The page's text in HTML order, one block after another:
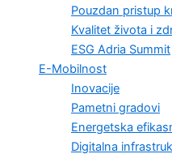
Pouzdan pristup
Kvalitet života i
ESG Adria Summit
E-Mobilnost
Inovacije
Pametni gradovi
Energetska
Digitalna